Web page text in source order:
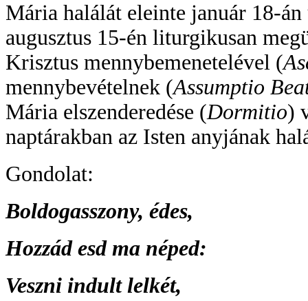
Mária halálát eleinte január 18-
augusztus 15-én liturgikusan
Krisztus mennybemenetelével (
mennybevételnek (Assumptio
Mária elszenderedése (Dormitio)
naptárakban az Isten anyjának
Gondolat:
Boldogasszony, édes,
Hozzád esd ma néped:
Veszni indult lelkét,